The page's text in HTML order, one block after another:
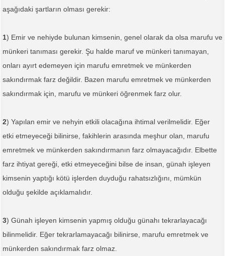
aşağıdaki şartların olması gerekir:
1) Emir ve nehiyde bulunan kimsenin, genel olarak da olsa marufu ve
münkeri tanıması gerekir. Şu halde maruf ve münkeri tanımayan,
onları ayırt edemeyen için marufu emretmek ve münkerden
sakındırmak farz değildir. Bazen marufu emretmek ve münkerden
sakındırmak için, marufu ve münkeri öğrenmek farz olur.
2) Yapılan emir ve nehyin etkili olacağına ihtimal verilmelidir. Eğer
etki etmeyeceği bilinirse, fakihlerin arasında meşhur olan, marufu
emretmek ve münkerden sakındırmanın farz olmayacağıdır. Elbette
farz ihtiyat gereği, etki etmeyeceğini bilse de insan, günah işleyen
kimsenin yaptığı kötü işlerden duyduğu rahatsızlığını, mümkün
olduğu şekilde açıklamalıdır.
3) Günah işleyen kimsenin yapmış olduğu günahı tekrarlayacağı
bilinmelidir. Eğer tekrarlamayacağı bilinirse, marufu emretmek ve
münkerden sakındırmak farz olmaz.